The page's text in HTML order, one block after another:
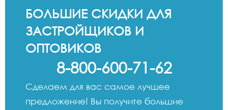
БОЛЬШИЕ СКИДКИ ДЛЯ
ЗАСТРОЙЩИКОВ И
ОПТОВИКОВ
8-800-600-71-62
Сделаем для вас самое лучшее
предложение! Вы получите большие